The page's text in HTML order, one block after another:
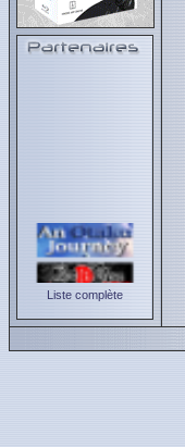
Liste complète